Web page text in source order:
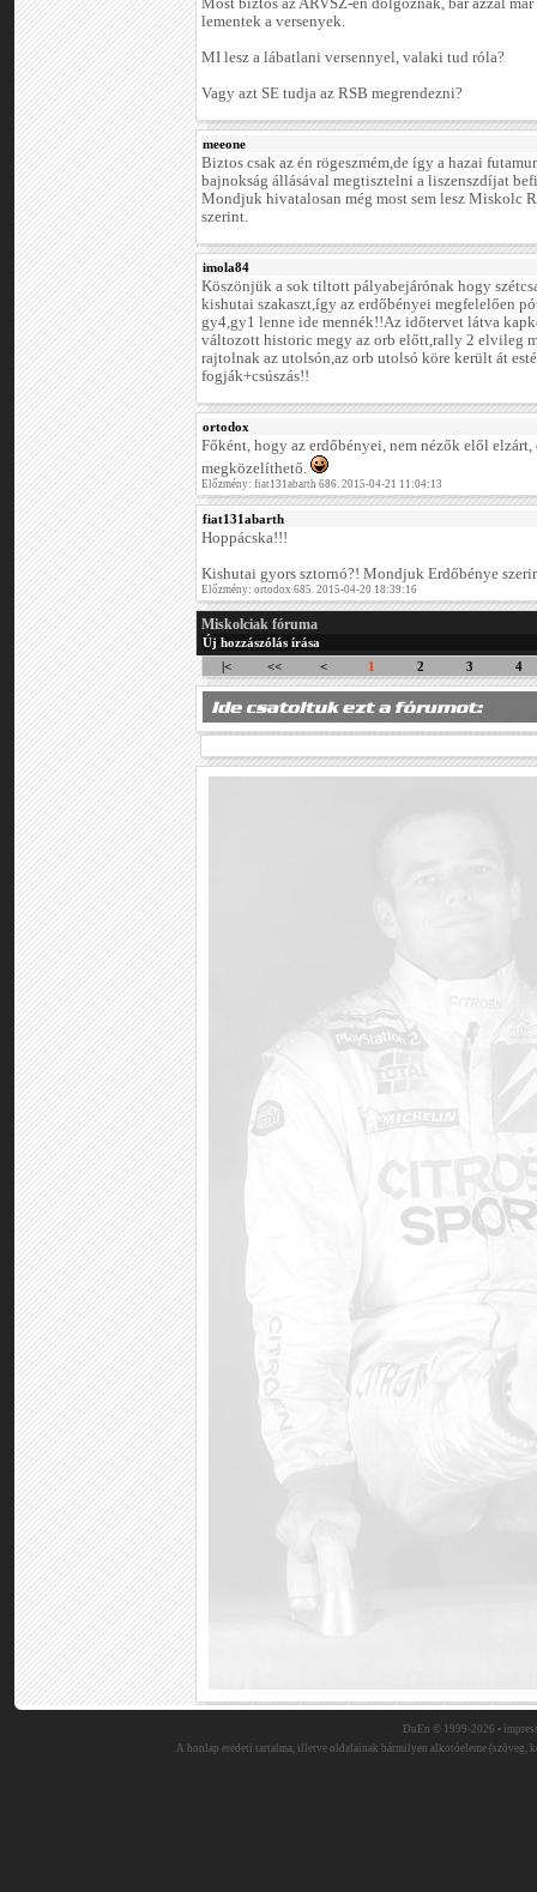
Most biztos az ARVSZ-en dolgoznak, bár azzal
lementek a versenyek.
MI lesz a lábatlani versennyel, valaki tud róla?
Vagy azt SE tudja az RSB megrendezni?
meeone
Biztos csak az én rögeszmém,de így a hazai
bajnokság állásával megtisztelni a liszenszdíjat
Mondjuk hivatalosan még most sem lesz Miskolc
szerint.
imola84
Köszönjük a sok tiltott pályabejárónak hogy
kishutai szakaszt,így az erdőbényei megfelelően
gy4,gy1 lenne ide mennék!!Az időtervet látva
változott historic megy az orb előtt,rally 2 elvileg
rajtolnak az utolsón,az orb utolsó köre került át
fogják+csúszás!!
ortodox
Főként, hogy az erdőbényei, nem nézők elől elzárt,
megközelíthető.
Előzmény: fiat131abarth 686. 2015-04-21 11:04:13
fiat131abarth
Hoppácska!!!
Kishutai gyors sztornó?! Mondjuk Erdőbénye
Előzmény: ortodox 685. 2015-04-20 18:39:16
Miskolciak fóruma
Új hozzászólás írása
|<
<< < 1 2 3 4
DuEn © 1999-2026 •
A honlap eredeti tartalma, illetve oldalainak bármilyen alkotóeleme (szöveg,